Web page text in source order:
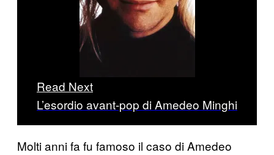
Read Next
L’esordio avant-pop di Amedeo Minghi
Molti anni fa fu famoso il caso di Amedeo